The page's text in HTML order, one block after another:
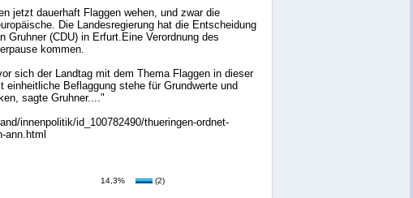
jetzt dauerhaft Flaggen wehen, und zwar die
Die Landesregierung hat die Entscheidung
(CDU) in Erfurt.Eine Verordnung des
kommen.
sich der Landtag mit dem Thema Flaggen in dieser
Beflaggung stehe für Grundwerte und
sagte Gruhner...."
innenpolitik/id_100782490/thueringen-ordnet-
ann.html
14,3% (2)